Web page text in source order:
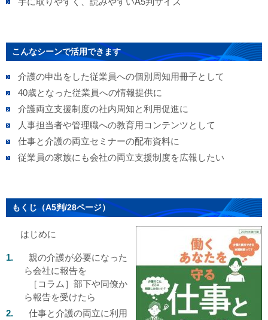
こんなシーンで活用できます
介護の申出をした従業員への個別周知用冊子として
40歳となった従業員への情報提供に
介護両立支援制度の社内周知と利用促進に
人事担当者や管理職への教育用コンテンツとして
仕事と介護の両立セミナーの配布資料に
従業員の家族にも会社の両立支援制度を広報したい
もくじ（A5判/28ページ）
はじめに
親の介護が必要になった
ら会社に報告を
［コラム］部下や同僚か
ら報告を受けたら
仕事と介護の両立に利用